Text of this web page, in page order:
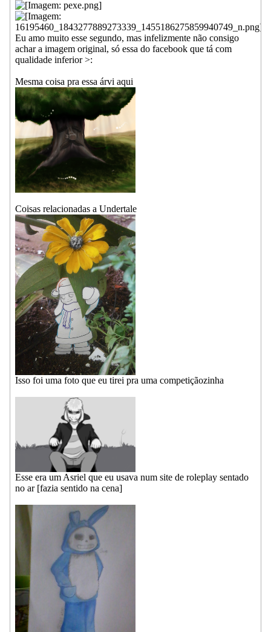
Eu amo muito esse segundo, mas infelizmente não consigo
achar a imagem original, só essa do facebook que tá com
qualidade inferior >:
Mesma coisa pra essa árvi aqui
Coisas relacionadas a Undertale
Isso foi uma foto que eu tirei pra uma competiçãozinha
Esse era um Asriel que eu usava num site de roleplay sentado
no ar [fazia sentido na cena]